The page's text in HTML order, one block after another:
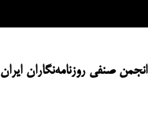
انجمن صنفی روزنامه‌نگاران ایران